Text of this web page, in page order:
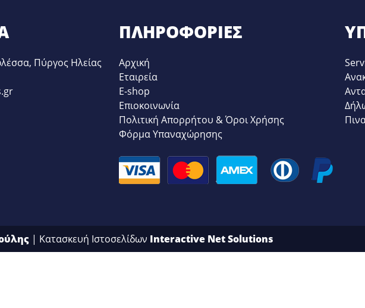
Πύργος Ηλείας
ΠΛΗΡΟΦΟΡΊΕΣ
Αρχική
Εταιρεία
E-shop
Επιοκοινωνία
Πολιτική Απορρήτου & Όροι Χρήσης
Φόρμα Υπαναχώρησης
| Κατασκευή Ιστοσελίδων Interactive Net Solutions